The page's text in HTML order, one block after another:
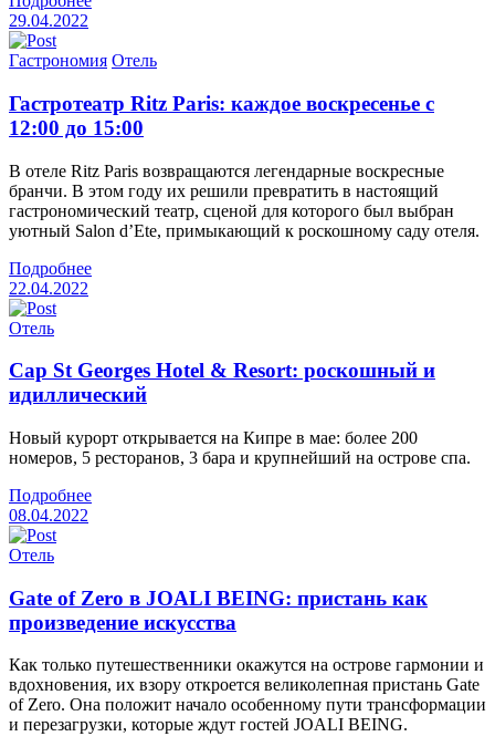
29.04.2022
Гастрономия Отель
Гастротеатр Ritz Paris: каждое воскресенье с
12:00 до 15:00
В отеле Ritz Paris возвращаются легендарные воскресные
бранчи. В этом году их решили превратить в настоящий
гастрономический театр, сценой для которого был выбран
уютный Salon d’Ete, примыкающий к роскошному саду отеля.
Подробнее
22.04.2022
Отель
Cap St Georges Hotel & Resort: роскошный и
идиллический
Новый курорт открывается на Кипре в мае: более 200
номеров, 5 ресторанов, 3 бара и крупнейший на острове спа.
Подробнее
08.04.2022
Отель
Gate of Zero в JOALI BEING: пристань как
произведение искусства
Как только путешественники окажутся на острове гармонии и
вдохновения, их взору откроется великолепная пристань Gate
of Zero. Она положит начало особенному пути трансформации
и перезагрузки, которые ждут гостей JOALI BEING.